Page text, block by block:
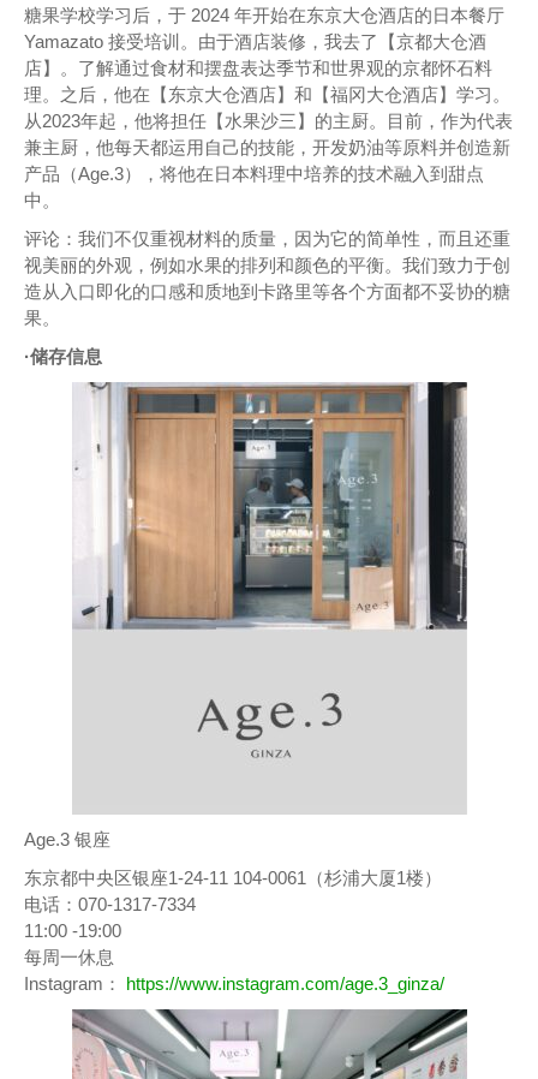
糖果学校学习后，于 2024 年开始在东京大仓酒店的日本餐厅
Yamazato 接受培训。由于酒店装修，我去了【京都大仓酒
店】。了解通过食材和摆盘表达季节和世界观的京都怀石料
理。之后，他在【东京大仓酒店】和【福冈大仓酒店】学习。
从2023年起，他将担任【水果沙三】的主厨。目前，作为代表
兼主厨，他每天都运用自己的技能，开发奶油等原料并创造新
产品（Age.3），将他在日本料理中培养的技术融入到甜点
中。
评论：我们不仅重视材料的质量，因为它的简单性，而且还重
视美丽的外观，例如水果的排列和颜色的平衡。我们致力于创
造从入口即化的口感和质地到卡路里等各个方面都不妥协的糖
果。
·储存信息
Age.3 银座
东京都中央区银座1-24-11 104-0061（杉浦大厦1楼）
电话：070-1317-7334
11:00 -19:00
每周一休息
Instagram： https://www.instagram.com/age.3_ginza/